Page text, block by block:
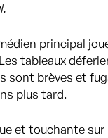
principal
tableaux
sont brèves et
plus tard.
et touchante sur